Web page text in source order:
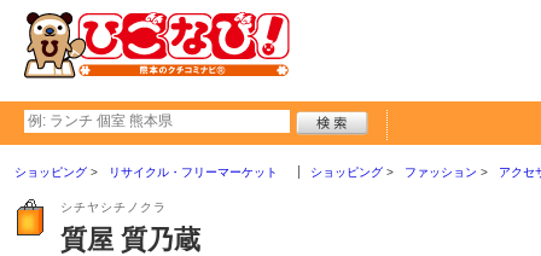
ショッピング リサイクル・フリーマーケット ショッピング ファッション アクセ
シチヤシチノクラ
質屋 質乃蔵